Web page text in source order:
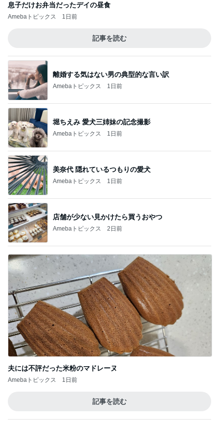
息子だけお弁当だったデイの昼食
Amebaトピックス 1日前
記事を読む
離婚する気はない男の典型的な言い訳
Amebaトピックス 1日前
堀ちえみ 愛犬三姉妹の記念撮影
Amebaトピックス 1日前
美奈代 隠れているつもりの愛犬
Amebaトピックス 1日前
店舗が少ない見かけたら買うおやつ
Amebaトピックス 2日前
夫には不評だった米粉のマドレーヌ
Amebaトピックス 1日前
記事を読む